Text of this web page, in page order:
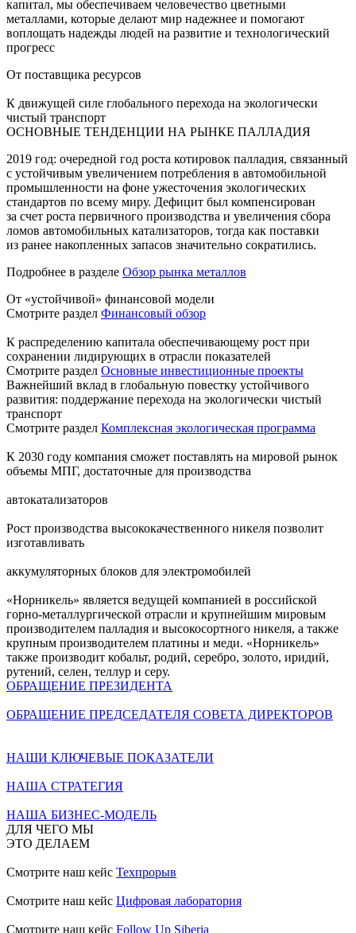
капитал, мы обеспечиваем человечество цветными
металлами, которые делают мир надежнее и помогают
воплощать надежды людей на развитие и технологический
прогресс
От поставщика ресурсов
К движущей силе глобального перехода на экологически
чистый транспорт
ОСНОВНЫЕ ТЕНДЕНЦИИ НА РЫНКЕ ПАЛЛАДИЯ
2019 год: очередной год роста котировок палладия, связанный
с устойчивым увеличением потребления в автомобильной
промышленности на фоне ужесточения экологических
стандартов по всему миру. Дефицит был компенсирован
за счет роста первичного производства и увеличения сбора
ломов автомобильных катализаторов, тогда как поставки
из ранее накопленных запасов значительно сократились.
Подробнее в разделе Обзор рынка металлов
От «устойчивой» финансовой модели
Смотрите раздел Финансовый обзор
К распределению капитала обеспечивающему рост при
сохранении лидирующих в отрасли показателей
Смотрите раздел Основные инвестиционные проекты
Важнейший вклад в глобальную повестку устойчивого
развития: поддержание перехода на экологически чистый
транспорт
Смотрите раздел Комплексная экологическая программа
К 2030 году компания сможет поставлять на мировой рынок
объемы МПГ, достаточные для производства
автокатализаторов
Рост производства высококачественного никеля позволит
изготавливать
аккумуляторных блоков для электромобилей
«Норникель» является ведущей компанией в российской
горно-металлургической отрасли и крупнейшим мировым
производителем палладия и высокосортного никеля, а также
крупным производителем платины и меди. «Норникель»
также производит кобальт, родий, серебро, золото, иридий,
рутений, селен, теллур и серу.
ОБРАЩЕНИЕ ПРЕЗИДЕНТА
ОБРАЩЕНИЕ ПРЕДСЕДАТЕЛЯ СОВЕТА ДИРЕКТОРОВ
НАШИ КЛЮЧЕВЫЕ ПОКАЗАТЕЛИ
НАША СТРАТЕГИЯ
НАША БИЗНЕС-МОДЕЛЬ
ДЛЯ ЧЕГО МЫ
ЭТО ДЕЛАЕМ
Смотрите наш кейс Техпрорыв
Смотрите наш кейс Цифровая лаборатория
Смотрите наш кейс Follow Up Siberia